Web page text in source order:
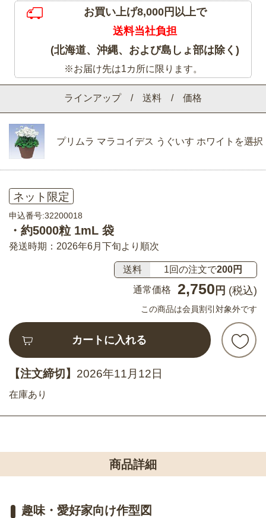
ラインアップ / 送料 / 価格
プリムラ マラコイデス うぐいす ホワイトを選択
ネット限定
申込番号:32200018
・約5000粒 1mL 袋
発送時期：2026年6月下旬より順次
送料 1回の注文で200円
通常価格
2,750 円 (税込)
この商品は会員割引対象外です
カートに入れる
【注文締切】 2026年11月12日
在庫あり
お買い上げ8,000円以上で
送料当社負担
(北海道、沖縄、および島しょ部は除く)
※お届け先は1カ所に限ります。
商品詳細
趣味・愛好家向け作型図